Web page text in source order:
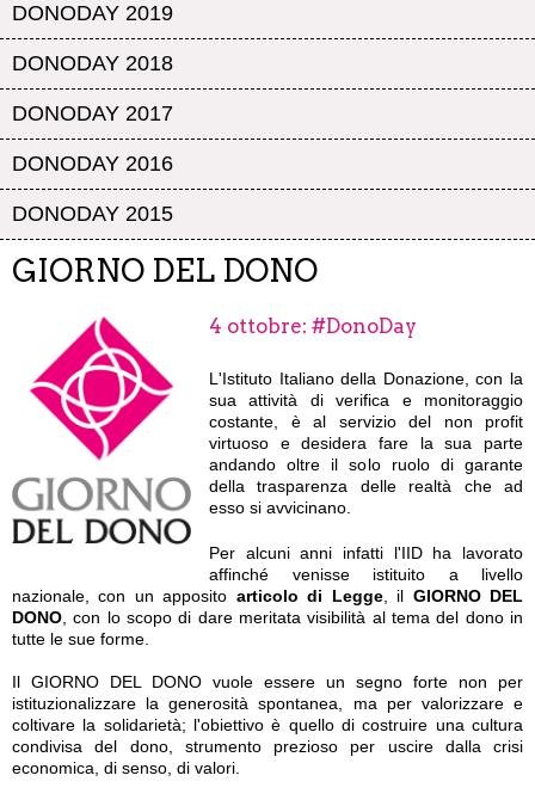
DONODAY 2019
DONODAY 2018
DONODAY 2017
DONODAY 2016
DONODAY 2015
GIORNO DEL DONO
4 ottobre: #DonoDay
L'Istituto Italiano della Donazione, con la
sua attività di verifica e monitoraggio
costante, è al servizio del non profit
virtuoso e desidera fare la sua parte
andando oltre il solo ruolo di garante
della trasparenza delle realtà che ad
esso si avvicinano.
Per alcuni anni infatti l'IID ha lavorato
affinché venisse istituito a livello
nazionale, con un apposito articolo di Legge, il GIORNO DEL
DONO , con lo scopo di dare meritata visibilità al tema del dono in
tutte le sue forme.
Il GIORNO DEL DONO vuole essere un segno forte non per
istituzionalizzare la generosità spontanea, ma per valorizzare e
coltivare la solidarietà; l'obiettivo è quello di costruire una cultura
condivisa del dono, strumento prezioso per uscire dalla crisi
economica, di senso, di valori.